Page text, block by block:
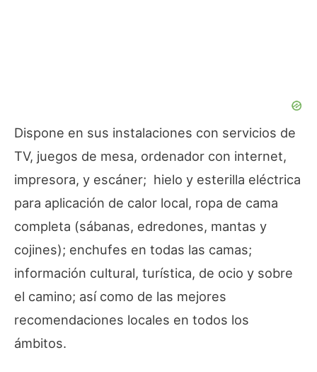
Dispone en sus instalaciones con servicios de
TV, juegos de mesa, ordenador con internet,
impresora, y escáner; hielo y esterilla eléctrica
para aplicación de calor local, ropa de cama
completa (sábanas, edredones, mantas y
cojines); enchufes en todas las camas;
información cultural, turística, de ocio y sobre
el camino; así como de las mejores
recomendaciones locales en todos los
ámbitos.